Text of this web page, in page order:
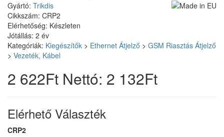
Gyártó: Trikdis
Cikkszám: CRP2
Elérhetőség: Készleten
Jótállás: 2 év
Kategóriák: Kiegészítők > Ethernet Átjelző > GSM Riasztás Átjelző
> Vezeték, Kábel
2 622Ft Nettó: 2 132Ft
Elérhető Választék
CRP2